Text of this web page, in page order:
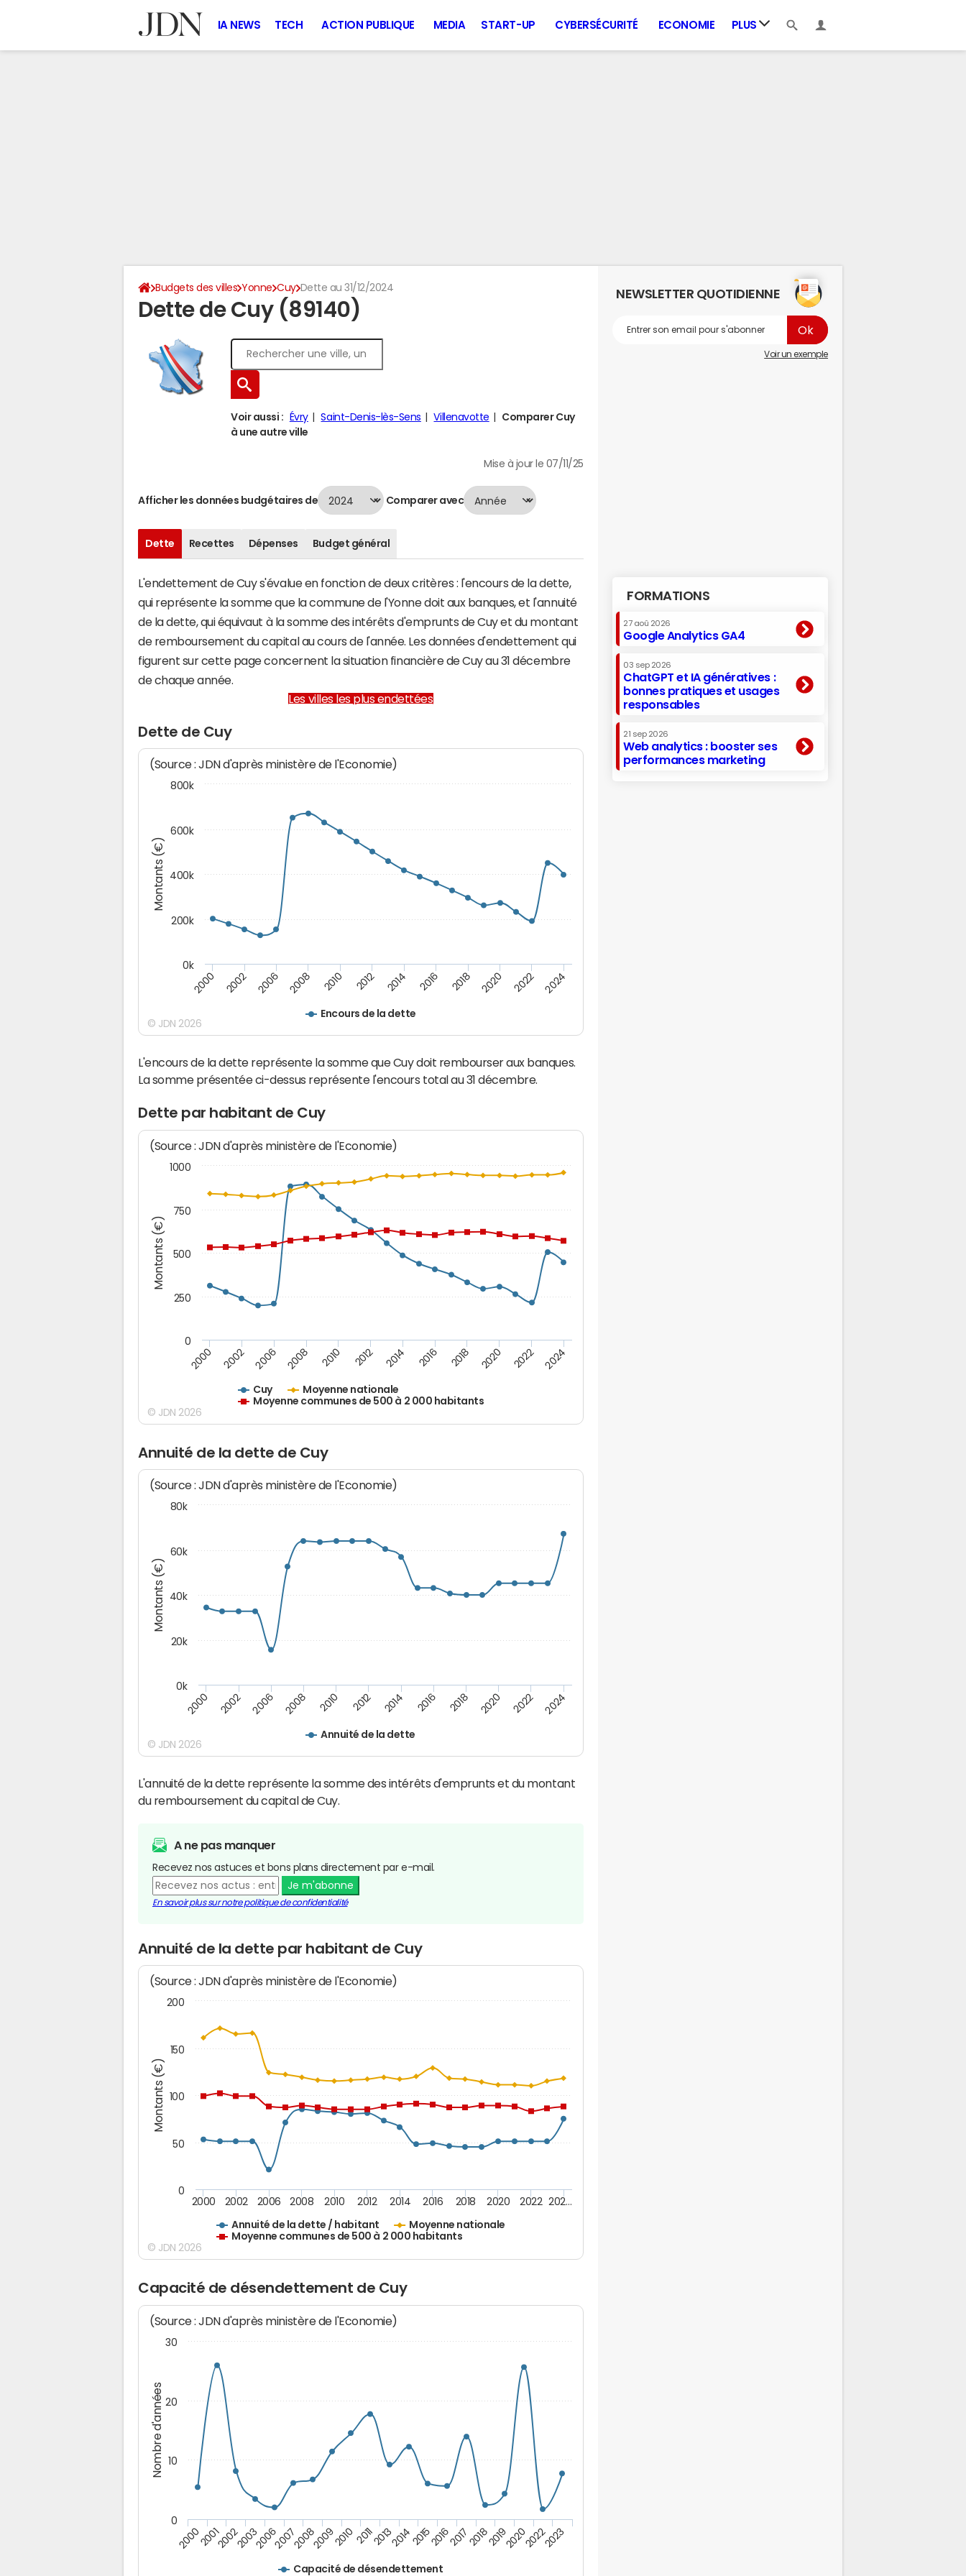
IA NEWS TECH ACTION PUBLIQUE MEDIA START-UP CYBERSÉCURITÉ ECONOMIE PLUS
Budgets des villes Yonne Cuy Dette au 31/12/2024
Dette de Cuy (89140)
Voir aussi : Évry Saint-Denis-lès-Sens Villenavotte
Comparer Cuy
à une autre ville
Mise à jour le 07/11/25
Afficher les données budgétaires de Comparer avec
Dette Recettes Dépenses Budget général
L'endettement de Cuy s'évalue en fonction de deux critères : l'encours de la dette,
qui représente la somme que la commune de l'Yonne doit aux banques, et l'annuité
de la dette, qui équivaut à la somme des intérêts d'emprunts de Cuy et du montant
de remboursement du capital au cours de l'année. Les données d'endettement qui
figurent sur cette page concernent la situation financière de Cuy au 31 décembre
de chaque année.
Les villes les plus endettées
Dette de Cuy
Montants (€)
(Source : JDN d'après ministère de l'Economie)
Encours de la dette
2000 2002 2006 2008 2010 2012 2014 2016 2018 2020 2022 2024
0k
200k
400k
600k
800k
© JDN 2026
L'encours de la dette représente la somme que Cuy doit rembourser aux banques.
La somme présentée ci-dessus représente l'encours total au 31 décembre.
Dette par habitant de Cuy
Montants (€)
(Source : JDN d'après ministère de l'Economie)
Cuy
Moyenne nationale
Moyenne communes de 500 à 2 000 habitants
2000 2002 2006 2008 2010 2012 2014 2016 2018 2020 2022 2024
0
250
500
750
1000
© JDN 2026
Annuité de la dette de Cuy
Montants (€)
(Source : JDN d'après ministère de l'Economie)
Annuité de la dette
2000 2002 2006 2008 2010 2012 2014 2016 2018 2020 2022 2024
0k
20k
40k
60k
80k
© JDN 2026
L'annuité de la dette représente la somme des intérêts d'emprunts et du montant
du remboursement du capital de Cuy.
A ne pas manquer
Recevez nos astuces et bons plans directement par e-mail.
Je m'abonne
En savoir plus sur notre politique de confidentialité
Annuité de la dette par habitant de Cuy
Montants (€)
(Source : JDN d'après ministère de l'Economie)
Annuité de la dette / habitant
Moyenne nationale
Moyenne communes de 500 à 2 000 habitants
2000 2002 2006 2008 2010 2012 2014 2016 2018 2020 2022 202…
0
50
100
150
200
© JDN 2026
Capacité de désendettement de Cuy
Nombre d'années
(Source : JDN d'après ministère de l'Economie)
Capacité de désendettement
200020012002200320062007200820092010 20112013201420152016201720182019202020222023
0
10
20
30
NEWSLETTER QUOTIDIENNE
Voir un exemple
FORMATIONS
27 aoû 2026
Google Analytics GA4
03 sep 2026
ChatGPT et IA génératives :
bonnes pratiques et usages
responsables
21 sep 2026
Web analytics : booster ses
performances marketing